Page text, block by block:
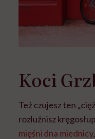
Koci
Też czujesz ten
rozluźnisz
mięśni dna miednicy